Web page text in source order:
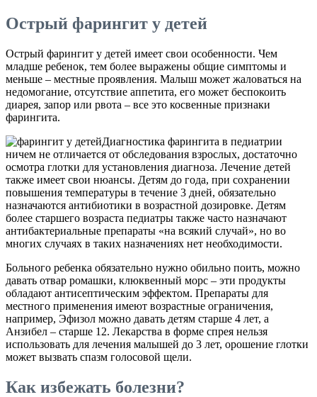
Острый фарингит у детей
Острый фарингит у детей имеет свои особенности. Чем
младше ребенок, тем более выражены общие симптомы и
меньше – местные проявления. Малыш может жаловаться на
недомогание, отсутствие аппетита, его может беспокоить
диарея, запор или рвота – все это косвенные признаки
фарингита.
Диагностика фарингита в педиатрии
ничем не отличается от обследования взрослых, достаточно
осмотра глотки для установления диагноза. Лечение детей
также имеет свои нюансы. Детям до года, при сохранении
повышения температуры в течение 3 дней, обязательно
назначаются антибиотики в возрастной дозировке. Детям
более старшего возраста педиатры также часто назначают
антибактериальные препараты «на всякий случай», но во
многих случаях в таких назначениях нет необходимости.
Больного ребенка обязательно нужно обильно поить, можно
давать отвар ромашки, клюквенный морс – эти продукты
обладают антисептическим эффектом. Препараты для
местного применения имеют возрастные ограничения,
например, Эфизол можно давать детям старше 4 лет, а
Анзибел – старше 12. Лекарства в форме спрея нельзя
использовать для лечения малышей до 3 лет, орошение глотки
может вызвать спазм голосовой щели.
Как избежать болезни?